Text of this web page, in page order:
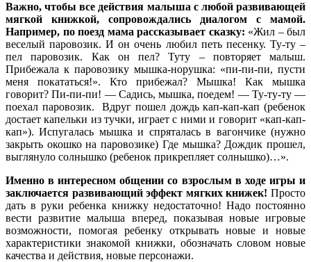
Важно, чтобы все действия малыша с любой развивающей
мягкой книжкой, сопровождались диалогом с мамой.
Например, по поезд мама рассказывает сказку: «Жил – был
веселый паровозик. И он очень любил петь песенку. Ту-ту –
пел паровозик. Как он пел? Туту – повторяет малыш.
Прибежала к паровозику мышка-норушка: «пи-пи-пи, пусти
меня покататься!». Кто прибежал? Мышка! Как мышка
говорит? Пи-пи-пи! — Садись, мышка, поедем! — Ту-ту-ту —
поехал паровозик. Вдруг пошел дождь кап-кап-кап (ребенок
достает капельки из тучки, играет с ними и говорит «кап-кап-
кап»). Испугалась мышка и спряталась в вагончике (нужно
закрыть окошко на паровозике) Где мышка? Дождик прошел,
выглянуло солнышко (ребенок прикрепляет солнышко)…».
Именно в интересном общении со взрослым в ходе игры и
заключается развивающий эффект мягких книжек! Просто
дать в руки ребенка книжку недостаточно! Надо постоянно
вести развитие малыша вперед, показывая новые игровые
возможности, помогая ребенку открывать новые и новые
характеристики знакомой книжки, обозначать словом новые
качества и действия, новые персонажи.